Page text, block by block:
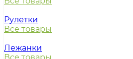
Рулетки
Все товары
Лежанки